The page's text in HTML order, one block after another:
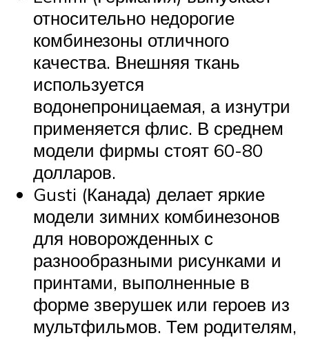
относительно недорогие
комбинезоны отличного
качества. Внешняя ткань
используется
водонепроницаемая, а изнутри
применяется флис. В среднем
модели фирмы стоят 60-80
долларов.
Gusti (Канада) делает яркие
модели зимних комбинезонов
для новорожденных с
разнообразными рисунками и
принтами, выполненные в
форме зверушек или героев из
мультфильмов. Тем родителям,